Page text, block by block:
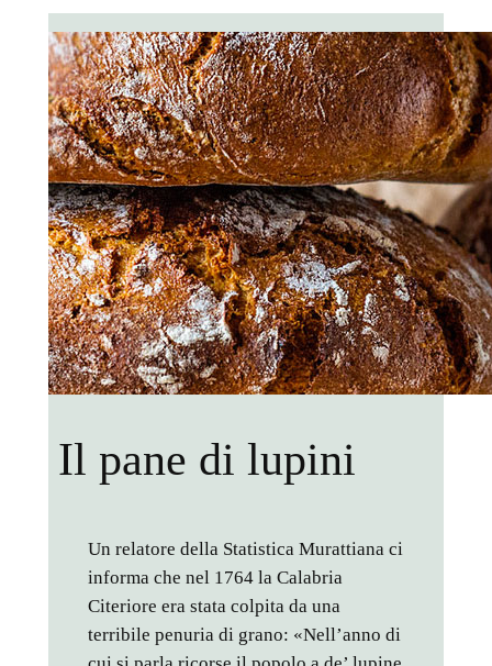
Il pane di lupini
Un relatore della Statistica Murattiana ci
informa che nel 1764 la Calabria
Citeriore era stata colpita da una
terribile penuria di grano: «Nell’anno di